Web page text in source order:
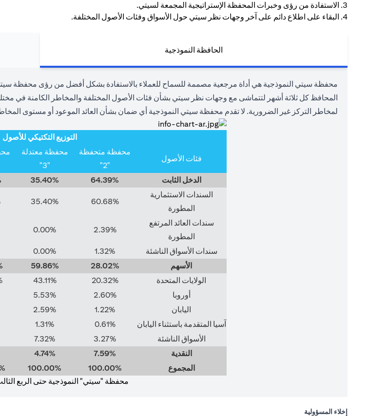
3. الاستفادة من رؤى وخبرات المحفظة الإستراتيجية المجمعة لسيتي.
4. البقاء على اطلاع دائم على آخر وجهات نظر سيتي حول الأسواق وفئات الأصول المختلفة.
الحافظة النموذجية
محفظة سيتي النموذجية هي أداة مرجعية مصممة للسماح للعملاء بالاستفادة بشكل أفضل من رؤى محفظة سيتي
المحافظ كل ثلاثة أشهر لتتماشى مع وجهات نظر سيتي بشأن فئات الأصول المختلفة والمخاطر الكامنة في
لمخاطر التركز غير الضرورية. لا تقدم محفظة سيتي النموذجية أي ضمان بشأن العائد الموعود أو مستوى
التوزيع التكتيكي للأصول
فئات الأصول
محفظة متحفظة
"2"
محفظة معتدلة
"3"
الدخل الثابت
64.39%
35.40%
السندات الاستثمارية
المطورة
60.68%
35.40%
سندات العائد المرتفع
المطورة
2.39%
0.00%
سندات الأسواق الناشئة 1.32%
0.00%
الأسهم
28.02%
59.86%
الولايات المتحدة
20.32%
43.11%
أوروبا
2.60%
5.53%
اليابان
1.22%
2.59%
آسيا المتقدمة باستثناء اليابان
0.61%
1.31%
الأسواق الناشئة
3.27%
7.32%
النقدية
7.59%
4.74%
المجموع
100.00%
100.00%
محفظة "سيتي" النموذجية حتى الربع الثالث
إخلاء المسؤولية